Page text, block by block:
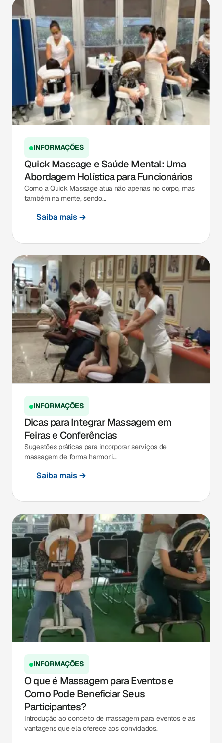
INFORMAÇÕES
Quick Massage e Saúde Mental: Uma
Abordagem Holística para Funcionários
Como a Quick Massage atua não apenas no corpo, mas
também na mente, sendo...
Saiba mais
INFORMAÇÕES
Dicas para Integrar Massagem em
Feiras e Conferências
Sugestões práticas para incorporar serviços de
massagem de forma harmoni...
Saiba mais
INFORMAÇÕES
O que é Massagem para Eventos e
Como Pode Beneficiar Seus
Participantes?
Introdução ao conceito de massagem para eventos e as
vantagens que ela oferece aos convidados.